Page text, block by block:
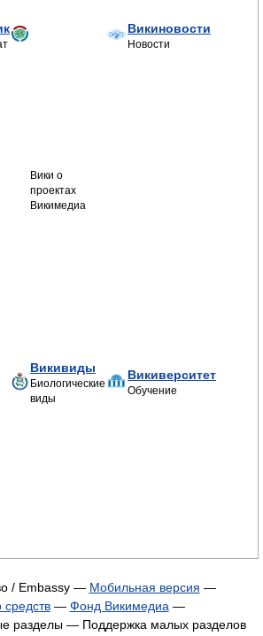
Вики о
проектах
Викимедиа
Викиновости
Новости
Викивиды
Биологические
виды
Викиверситет
Обучение
/ Embassy — Мобильная версия —
— Фонд Викимедиа —
разделы — Поддержка малых разделов